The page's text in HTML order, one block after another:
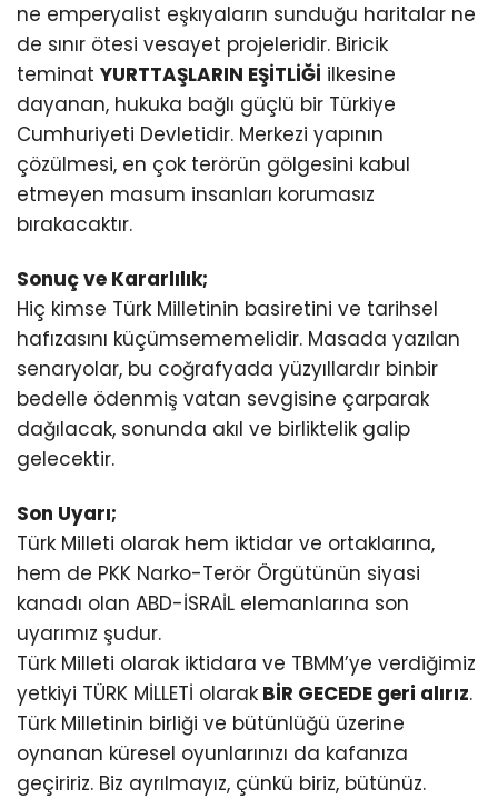
ne emperyalist eşkıyaların sunduğu haritalar ne
de sınır ötesi vesayet projeleridir. Biricik
teminat YURTTAŞLARIN EŞİTLİĞİ ilkesine
dayanan, hukuka bağlı güçlü bir Türkiye
Cumhuriyeti Devletidir. Merkezi yapının
çözülmesi, en çok terörün gölgesini kabul
etmeyen masum insanları korumasız
bırakacaktır.
Sonuç ve Kararlılık;
Hiç kimse Türk Milletinin basiretini ve tarihsel
hafızasını küçümsememelidir. Masada yazılan
senaryolar, bu coğrafyada yüzyıllardır binbir
bedelle ödenmiş vatan sevgisine çarparak
dağılacak, sonunda akıl ve birliktelik galip
gelecektir.
Son Uyarı;
Türk Milleti olarak hem iktidar ve ortaklarına,
hem de PKK Narko-Terör Örgütünün siyasi
kanadı olan ABD-İSRAİL elemanlarına son
uyarımız şudur.
Türk Milleti olarak iktidara ve TBMM’ye verdiğimiz
yetkiyi TÜRK MİLLETİ olarak BİR GECEDE geri alırız.
Türk Milletinin birliği ve bütünlüğü üzerine
oynanan küresel oyunlarınızı da kafanıza
geçiririz. Biz ayrılmayız, çünkü biriz, bütünüz.